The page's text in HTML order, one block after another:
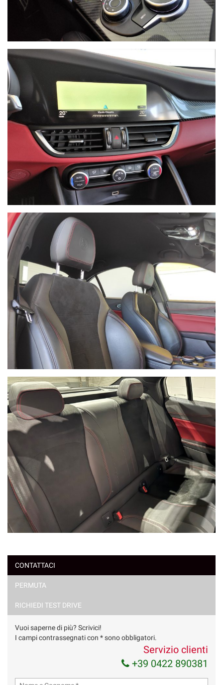
CONTATTACI
PERMUTA
RICHIEDI TEST DRIVE
Vuoi saperne di più? Scrivici!
I campi contrassegnati con * sono obbligatori.
Servizio clienti
+39 0422 890381